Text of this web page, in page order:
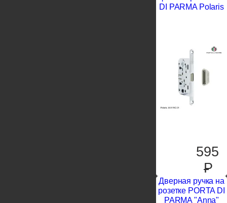
DI PARMA Polaris
595
P
Дверная ручка на
розетке PORTA DI
PARMA "Anna"